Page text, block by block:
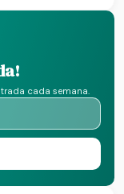
cada semana.